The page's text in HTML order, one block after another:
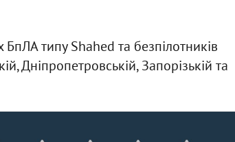
типу Shahed та безпілотників
Дніпропетровській, Запорізькій та